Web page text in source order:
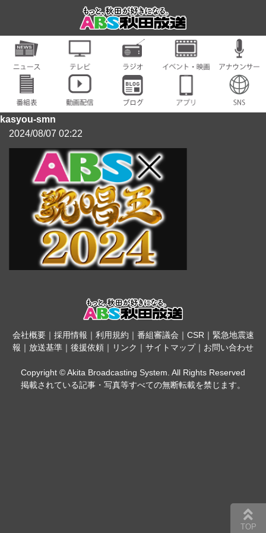
kasyou-smn
2024/08/07 02:22
会社概要｜ 採用情報 ｜ 利用規約 ｜ 番組審議会 ｜ CSR｜ 緊急地震速
報 ｜ 放送基準 ｜ 後援依頼 ｜ リンク ｜ サイトマップ｜ お問い合わせ
Copyright © Akita Broadcasting System. All Rights Reserved
掲載されている記事・写真等すべての無断転載を禁じます。